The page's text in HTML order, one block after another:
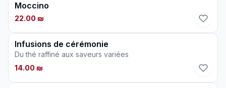
Moccino
22.00 ₪
Infusions de cérémonie
Du thé raffiné aux saveurs variées
14.00 ₪